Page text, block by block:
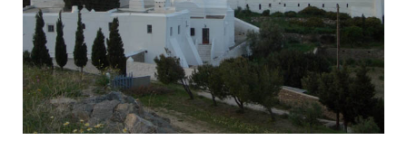
Δείτε μας:
Δείτε μας:
Δείτε μας:
Δείτε μας:
Δείτε μας: